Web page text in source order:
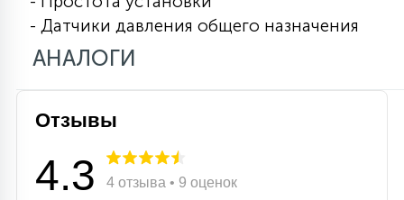
- Датчики давления общего назначения
АНАЛОГИ
Отзывы
4.3 4 отзыва • 9 оценок